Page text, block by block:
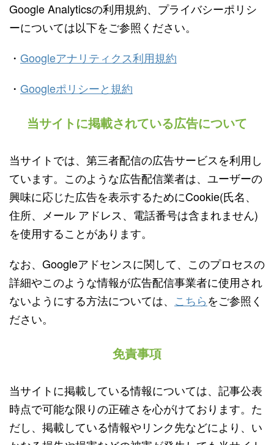
Google Analyticsの利用規約、プライバシーポリシ
ーについては以下をご参照ください。
・ Googleアナリティクス利用規約
・ Googleポリシーと規約
当サイトに掲載されている広告について
当サイトでは、第三者配信の広告サービスを利用し
ています。このような広告配信業者は、ユーザーの
興味に応じた広告を表示するためにCookie(氏名、
住所、メール アドレス、電話番号は含まれません)
を使用することがあります。
なお、Googleアドセンスに関して、このプロセスの
詳細やこのような情報が広告配信事業者に使用され
ないようにする方法については、 こちらをご参照く
ださい。
免責事項
当サイトに掲載している情報については、記事公表
時点で可能な限りの正確さを心がけております。た
だし、掲載している情報やリンク先などにより、い